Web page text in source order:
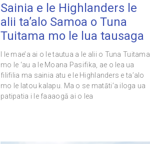
Sainia e le Highlanders le
alii ta’alo Samoa o Tuna
Tuitama mo le lua tausaga
I le mae’a ai o le tautua a le alii o Tuna Tuitama
mo le ‘au a le Moana Pasifika, ae o lea ua
filifilia ma sainia atu e le Highlanders e ta’alo
mo le latou kalapu. Ma o se matāti’a iloga ua
patipatia i le faaaogā ai o lea